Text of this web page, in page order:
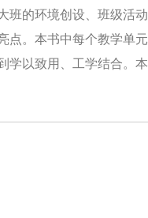
班的环境创设、班级活动
点。本书中每个教学单元
学以致用、工学结合。本